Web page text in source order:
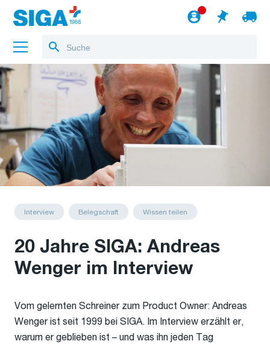
Referenzen
Jobs
Blog
Interview Belegschaft Wissen teilen
20 Jahre SIGA: Andreas
Wenger im Interview
Vom gelernten Schreiner zum Product Owner: Andreas
Wenger ist seit 1999 bei SIGA. Im Interview erzählt er,
warum er geblieben ist – und was ihn jeden Tag